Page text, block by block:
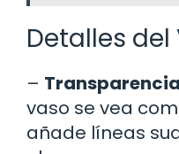
Detalles del
– Transparencia
vaso se vea
añade líneas